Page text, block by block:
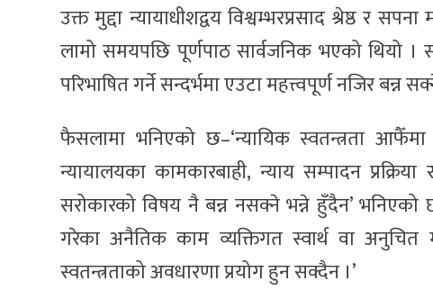
उक्त मुद्दा न्यायाधीशद्वय विश्वम्भरप्रसाद श्रेष्ठ र
लामो समयपछि पूर्णपाठ सार्वजनिक भएको थियो
परिभाषित गर्ने सन्दर्भमा एउटा महत्त्वपूर्ण नजिर बन्न
फैसलामा भनिएको छ–‘न्यायिक स्वतन्त्रता
न्यायालयका कामकारबाही, न्याय सम्पादन
सरोकारको विषय नै बन्न नसक्ने भन्ने हुँदैन’
गरेका अनैतिक काम व्यक्तिगत स्वार्थ वा अनुचित
स्वतन्त्रताको अवधारणा प्रयोग हुन सक्दैन ।’